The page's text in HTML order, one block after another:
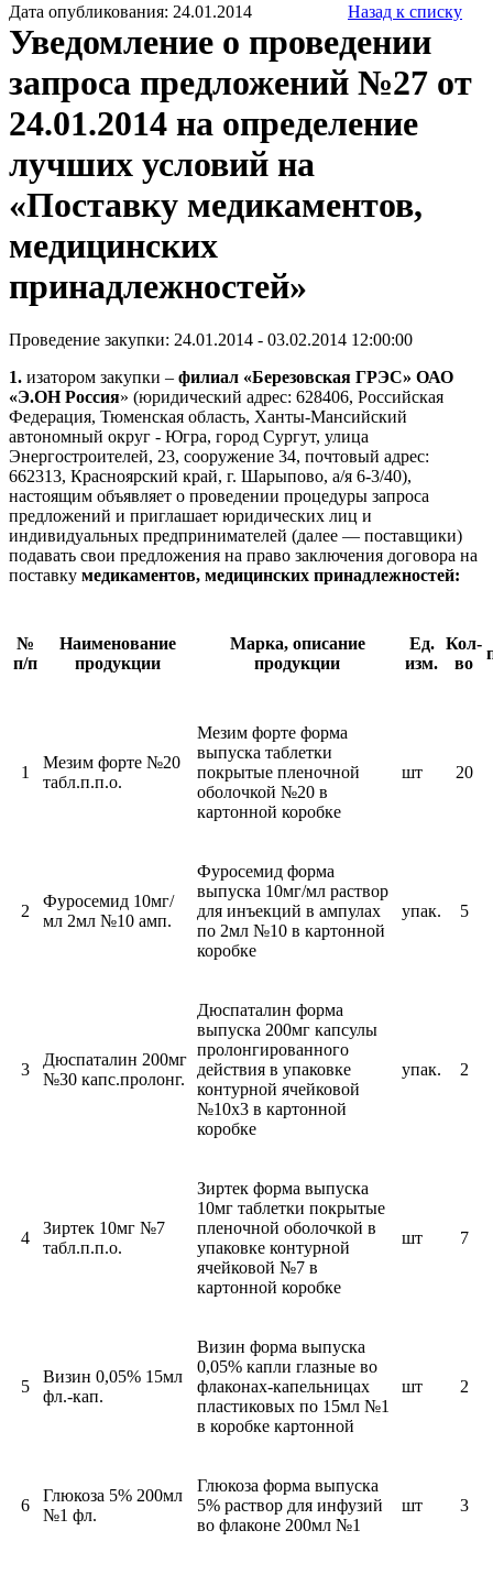
Дата опубликования: 24.01.2014 Назад к списку
Уведомление о проведении
запроса предложений №27 от
24.01.2014 на определение
лучших условий на
«Поставку медикаментов,
медицинских
принадлежностей»
Проведение закупки: 24.01.2014 - 03.02.2014 12:00:00
1. изатором закупки – филиал «Березовская ГРЭС» ОАО
«Э.ОН Россия» (юридический адрес: 628406, Российская
Федерация, Тюменская область, Ханты-Мансийский
автономный округ - Югра, город Сургут, улица
Энергостроителей, 23, сооружение 34, почтовый адрес:
662313, Красноярский край, г. Шарыпово, а/я 6-3/40),
настоящим объявляет о проведении процедуры запроса
предложений и приглашает юридических лиц и
индивидуальных предпринимателей (далее — поставщики)
подавать свои предложения на право заключения договора на
поставку медикаментов, медицинских принадлежностей:
№
п/п
Наименование
продукции
Марка, описание
продукции
Ед.
изм.
Кол-
во
1
Мезим форте №20
табл.п.п.о.
Мезим форте форма
выпуска таблетки
покрытые пленочной
оболочкой №20 в
картонной коробке
шт 20
2
Фуросемид 10мг/
мл 2мл №10 амп.
Фуросемид форма
выпуска 10мг/мл раствор
для инъекций в ампулах
по 2мл №10 в картонной
коробке
упак. 5
3
Дюспаталин 200мг
№30 капс.пролонг.
Дюспаталин форма
выпуска 200мг капсулы
пролонгированного
действия в упаковке
контурной ячейковой
№10х3 в картонной
коробке
упак. 2
4
Зиртек 10мг №7
табл.п.п.о.
Зиртек форма выпуска
10мг таблетки покрытые
пленочной оболочкой в
упаковке контурной
ячейковой №7 в
картонной коробке
шт 7
5
Визин 0,05% 15мл
фл.-кап.
Визин форма выпуска
0,05% капли глазные во
флаконах-капельницах
пластиковых по 15мл №1
в коробке картонной
шт 2
6
Глюкоза 5% 200мл
№1 фл.
Глюкоза форма выпуска
5% раствор для инфузий
во флаконе 200мл №1
шт 3